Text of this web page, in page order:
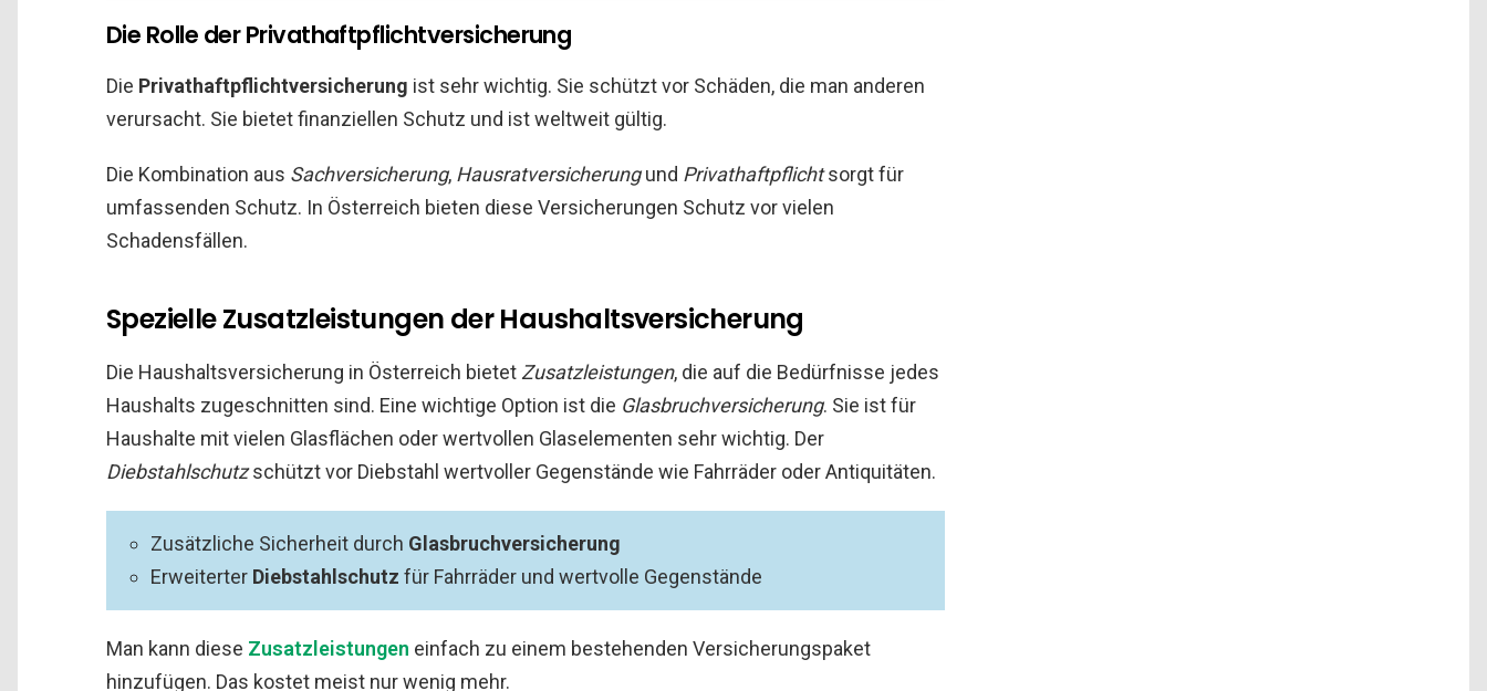
Die Rolle der Privathaftpflichtversicherung
Die Privathaftpflichtversicherung ist sehr wichtig. Sie schützt vor Schäden, die man anderen
verursacht. Sie bietet finanziellen Schutz und ist weltweit gültig.
Die Kombination aus Sachversicherung, Hausratversicherungund Privathaftpflichtsorgt für
umfassenden Schutz. In Österreich bieten diese Versicherungen Schutz vor vielen
Schadensfällen.
Spezielle Zusatzleistungen der Haushaltsversicherung
Die Haushaltsversicherung in Österreich bietet Zusatzleistungen, die auf die Bedürfnisse jedes
Haushalts zugeschnitten sind. Eine wichtige Option ist die Glasbruchversicherung. Sie ist für
Haushalte mit vielen Glasflächen oder wertvollen Glaselementen sehr wichtig. Der
Diebstahlschutzschützt vor Diebstahl wertvoller Gegenstände wie Fahrräder oder Antiquitäten.
Zusätzliche Sicherheit durch Glasbruchversicherung
Erweiterter Diebstahlschutz für Fahrräder und wertvolle Gegenstände
Man kann diese Zusatzleistungen einfach zu einem bestehenden Versicherungspaket
hinzufügen. Das kostet meist nur wenig mehr.